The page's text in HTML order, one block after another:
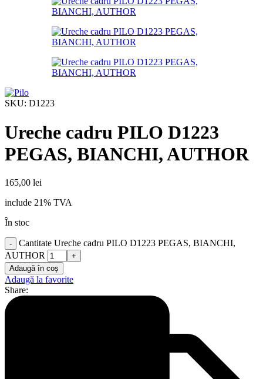
SKU: D1223
Ureche cadru PILO D1223
PEGAS, BIANCHI, AUTHOR
165,00 lei
include 21% TVA
În stoc
Cantitate Ureche cadru PILO D1223 PEGAS, BIANCHI,
AUTHOR
Adaugă în coș
Adaugă la favorite
Share: